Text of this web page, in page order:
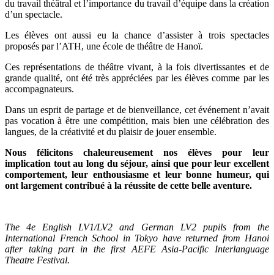
du travail théâtral et l’importance du travail d’équipe dans la création
d’un spectacle.
Les élèves ont aussi eu la chance d’assister à trois spectacles
proposés par l’ATH, une école de théâtre de Hanoï.
Ces représentations de théâtre vivant, à la fois divertissantes et de
grande qualité, ont été très appréciées par les élèves comme par les
accompagnateurs.
Dans un esprit de partage et de bienveillance, cet événement n’avait
pas vocation à être une compétition, mais bien une célébration des
langues, de la créativité et du plaisir de jouer ensemble.
Nous félicitons chaleureusement nos élèves pour leur
implication tout au long du séjour, ainsi que pour leur excellent
comportement, leur enthousiasme et leur bonne humeur, qui
ont largement contribué à la réussite de cette belle aventure.
The 4e English LV1/LV2 and German LV2 pupils from the
International French School in Tokyo have returned from Hanoi
after taking part in the first AEFE Asia-Pacific Interlanguage
Theatre Festival.